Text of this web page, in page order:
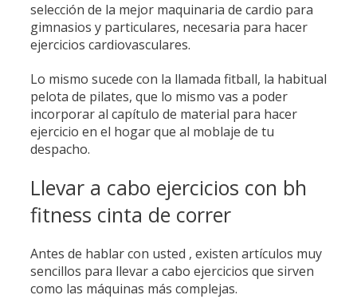
selección de la mejor maquinaria de cardio para
gimnasios y particulares, necesaria para hacer
ejercicios cardiovasculares.
Lo mismo sucede con la llamada fitball, la habitual
pelota de pilates, que lo mismo vas a poder
incorporar al capítulo de material para hacer
ejercicio en el hogar que al moblaje de tu
despacho.
Llevar a cabo ejercicios con bh
fitness cinta de correr
Antes de hablar con usted , existen artículos muy
sencillos para llevar a cabo ejercicios que sirven
como las máquinas más complejas.